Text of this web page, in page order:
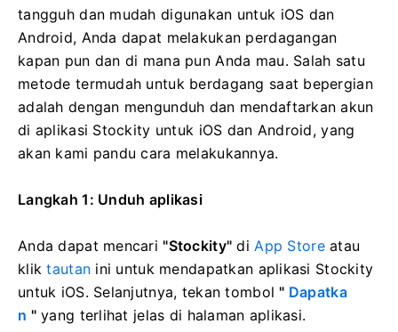
tangguh dan mudah digunakan untuk iOS dan
Android, Anda dapat melakukan perdagangan
kapan pun dan di mana pun Anda mau. Salah satu
metode termudah untuk berdagang saat bepergian
adalah dengan mengunduh dan mendaftarkan akun
di aplikasi Stockity untuk iOS dan Android, yang
akan kami pandu cara melakukannya.
Langkah 1: Unduh aplikasi
Anda dapat mencari "Stockity" di App Storeatau
kliktautan ini untuk mendapatkan aplikasi Stockity
untuk iOS. Selanjutnya, tekan tombol " Dapatka
n "yang terlihat jelas di halaman aplikasi.